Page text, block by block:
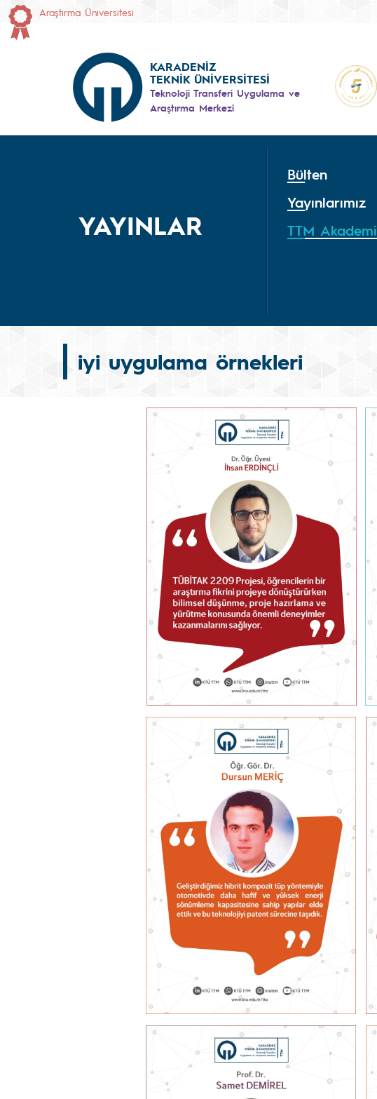
Araştırma Üniversitesi
KARADENİZ
TEKNİK ÜNİVERSİTESİ
Teknoloji Transferi Uygulama ve
Araştırma Merkezi
YAYINLAR
Bülten
Yayınlarımız
TTM Akademi
iyi uygulama örnekleri